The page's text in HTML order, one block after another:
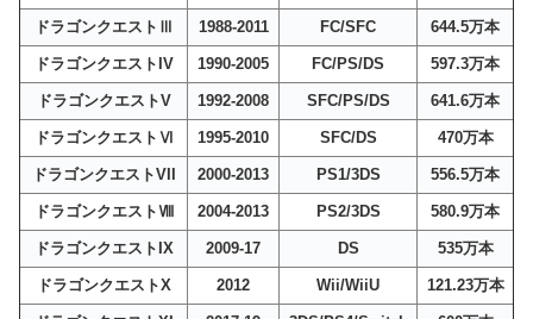
ドラゴンクエストⅢ 1988-2011 FC/SFC 644.5万本
ドラゴンクエストIV 1990-2005 FC/PS/DS 597.3万本
ドラゴンクエストV 1992-2008 SFC/PS/DS 641.6万本
ドラゴンクエストⅥ 1995-2010 SFC/DS 470万本
ドラゴンクエストVII 2000-2013 PS1/3DS 556.5万本
ドラゴンクエストⅧ 2004-2013 PS2/3DS 580.9万本
ドラゴンクエストIX 2009-17 DS 535万本
ドラゴンクエストX 2012 Wii/WiiU 121.23万本